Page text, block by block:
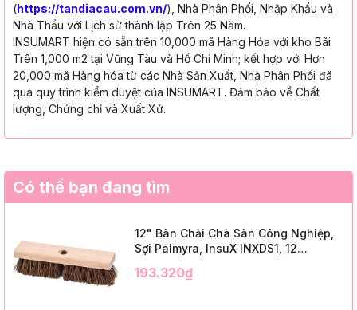
(https://tandiacau.com.vn/), Nhà Phân Phối, Nhập Khẩu và
Nhà Thầu với Lịch sử thành lập Trên 25 Năm.
INSUMART hiện có sẵn trên 10,000 mã Hàng Hóa với kho Bãi
Trên 1,000 m2 tại Vũng Tàu và Hồ Chí Minh; kết hợp với Hơn
20,000 mã Hàng hóa từ các Nhà Sản Xuất, Nhà Phân Phối đã
qua quy trình kiểm duyệt của INSUMART. Đảm bảo về Chất
lượng, Chứng chỉ và Xuất Xứ.
Có thể bạn đang tìm
12" Bàn Chải Chà Sàn Công Nghiệp,
Sợi Palmyra, InsuX INXDS1, 12
Trim)
193.320₫